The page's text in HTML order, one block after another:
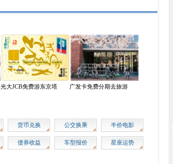
光大JCB免费游东京塔 广发卡免费分期去旅游
货币兑换 公交换乘 半价电影
债券收益 车型报价 星座运势